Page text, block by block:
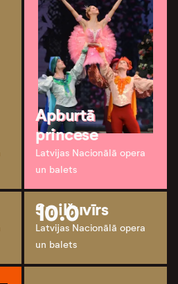
Apburtā
princese
Latvijas Nacionālā opera
un balets
10.0
Smilšuvīrs
Latvijas Nacionālā opera
un balets